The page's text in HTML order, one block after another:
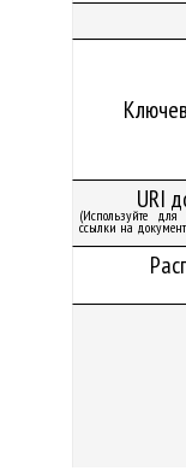
URI
(Используйте
ссылки на